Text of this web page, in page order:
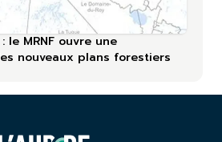
le MRNF ouvre une
nouveaux plans forestiers